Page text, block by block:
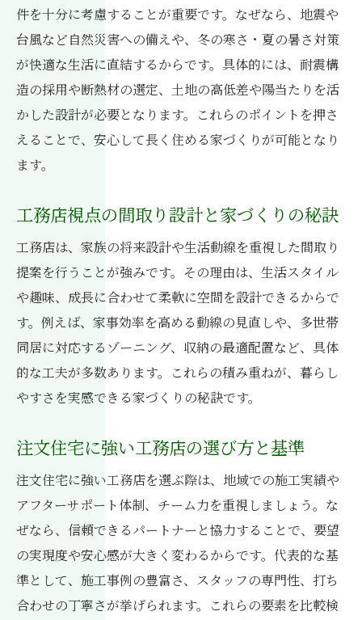
件を十分に考慮することが重要です。なぜなら、地震や
台風など自然災害への備えや、冬の寒さ・夏の暑さ対策
が快適な生活に直結するからです。具体的には、耐震構
造の採用や断熱材の選定、土地の高低差や陽当たりを活
かした設計が必要となります。これらのポイントを押さ
えることで、安心して長く住める家づくりが可能となり
ます。
工務店視点の間取り設計と家づくりの秘訣
工務店は、家族の将来設計や生活動線を重視した間取り
提案を行うことが強みです。その理由は、生活スタイル
や趣味、成長に合わせて柔軟に空間を設計できるからで
す。例えば、家事効率を高める動線の見直しや、多世帯
同居に対応するゾーニング、収納の最適配置など、具体
的な工夫が多数あります。これらの積み重ねが、暮らし
やすさを実感できる家づくりの秘訣です。
注文住宅に強い工務店の選び方と基準
注文住宅に強い工務店を選ぶ際は、地域での施工実績や
アフターサポート体制、チーム力を重視しましょう。な
ぜなら、信頼できるパートナーと協力することで、要望
の実現度や安心感が大きく変わるからです。代表的な基
準として、施工事例の豊富さ、スタッフの専門性、打ち
合わせの丁寧さが挙げられます。これらの要素を比較検